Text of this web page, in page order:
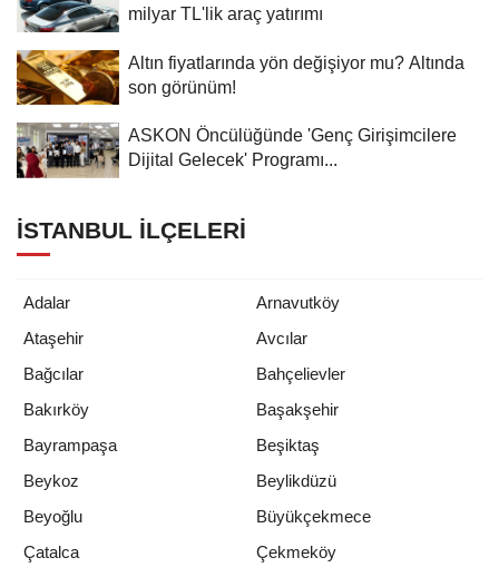
milyar TL'lik araç yatırımı
Altın fiyatlarında yön değişiyor mu? Altında
son görünüm!
ASKON Öncülüğünde 'Genç Girişimcilere
Dijital Gelecek' Programı...
İSTANBUL İLÇELERI
Adalar
Arnavutköy
Ataşehir
Avcılar
Bağcılar
Bahçelievler
Bakırköy
Başakşehir
Bayrampaşa
Beşiktaş
Beykoz
Beylikdüzü
Beyoğlu
Büyükçekmece
Çatalca
Çekmeköy